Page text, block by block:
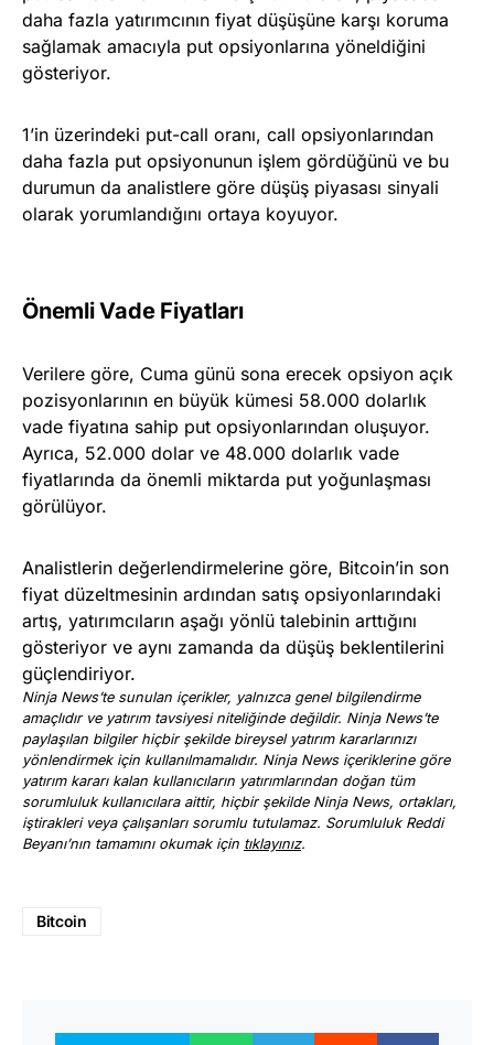
daha fazla yatırımcının fiyat düşüşüne karşı koruma
sağlamak amacıyla put opsiyonlarına yöneldiğini
gösteriyor.
1’in üzerindeki put-call oranı, call opsiyonlarından
daha fazla put opsiyonunun işlem gördüğünü ve bu
durumun da analistlere göre düşüş piyasası sinyali
olarak yorumlandığını ortaya koyuyor.
Önemli Vade Fiyatları
Verilere göre, Cuma günü sona erecek opsiyon açık
pozisyonlarının en büyük kümesi 58.000 dolarlık
vade fiyatına sahip put opsiyonlarından oluşuyor.
Ayrıca, 52.000 dolar ve 48.000 dolarlık vade
fiyatlarında da önemli miktarda put yoğunlaşması
görülüyor.
Analistlerin değerlendirmelerine göre, Bitcoin’in son
fiyat düzeltmesinin ardından satış opsiyonlarındaki
artış, yatırımcıların aşağı yönlü talebinin arttığını
gösteriyor ve aynı zamanda da düşüş beklentilerini
güçlendiriyor.
Ninja News’te sunulan içerikler, yalnızca genel bilgilendirme
amaçlıdır ve yatırım tavsiyesi niteliğinde değildir. Ninja News’te
paylaşılan bilgiler hiçbir şekilde bireysel yatırım kararlarınızı
yönlendirmek için kullanılmamalıdır. Ninja News içeriklerine göre
yatırım kararı kalan kullanıcıların yatırımlarından doğan tüm
sorumluluk kullanıcılara aittir, hiçbir şekilde Ninja News, ortakları,
iştirakleri veya çalışanları sorumlu tutulamaz. Sorumluluk Reddi
Beyanı’nın tamamını okumak için tıklayınız.
Bitcoin